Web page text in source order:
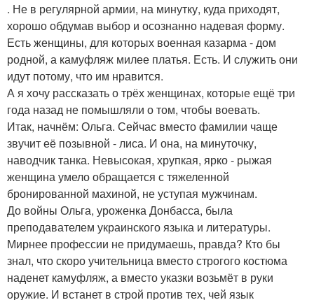
. Не в регулярной армии, на минутку, куда приходят,
хорошо обдумав выбор и осознанно надевая форму.
Есть женщины, для которых военная казарма - дом
родной, а камуфляж милее платья. Есть. И служить они
идут потому, что им нравится.
А я хочу рассказать о трёх женщинах, которые ещё три
года назад не помышляли о том, чтобы воевать.
Итак, начнём: Ольга. Сейчас вместо фамилии чаще
звучит её позывной - лиса. И она, на минуточку,
наводчик танка. Невысокая, хрупкая, ярко - рыжая
женщина умело обращается с тяжеленной
бронированной махиной, не уступая мужчинам.
До войны Ольга, уроженка Донбасса, была
преподавателем украинского языка и литературы.
Мирнее профессии не придумаешь, правда? Кто бы
знал, что скоро учительница вместо строгого костюма
наденет камуфляж, а вместо указки возьмёт в руки
оружие. И встанет в строй против тех, чей язык